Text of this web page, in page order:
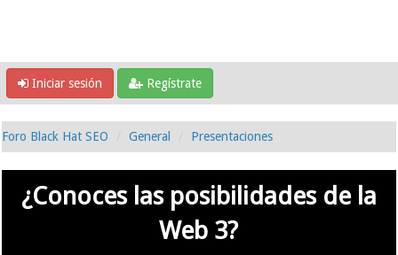
Iniciar sesión Regístrate
Foro Black Hat SEO General Presentaciones
¿Conoces las posibilidades de la
Web 3?